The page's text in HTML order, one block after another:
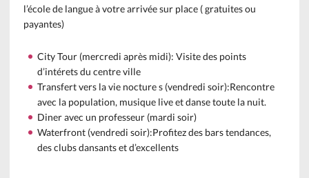
l’école de langue à votre arrivée sur place ( gratuites ou
payantes)
City Tour (mercredi après midi): Visite des points
d’intérets du centre ville
Transfert vers la vie nocture s (vendredi soir):Rencontre
avec la population, musique live et danse toute la nuit.
Diner avec un professeur (mardi soir)
Waterfront (vendredi soir):Profitez des bars tendances,
des clubs dansants et d’excellents